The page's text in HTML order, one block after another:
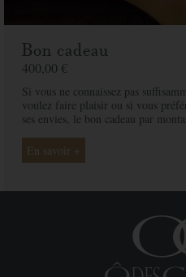
Bon cadeau
400,00 €
Si vous ne connaissez pas
voulez faire plaisir ou si vous
ses envies, le bon cadeau par
proche et ainsi rendre ce moment
En savoir +